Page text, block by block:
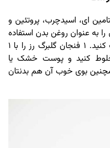
ای، اسیدچرب، پروتئین و
به عنوان روغن بدن استفاده
کنید یا اینکه با گلبرگ رز ترکیب کنید. 1 فنجان گلبرگ رز را با 1
کنید و پوست خشک یا
بوی خوب آن هم بدنتان